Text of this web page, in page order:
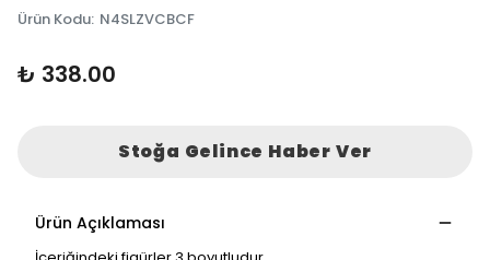
Ürün Kodu: N4SLZVCBCF
₺ 338.00
Stoğa Gelince Haber Ver
Ürün Açıklaması